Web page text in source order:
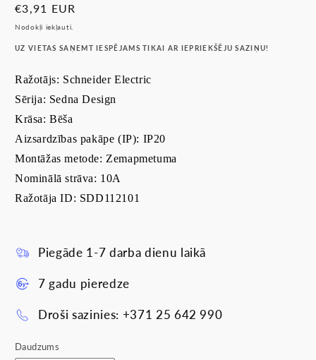
Parastā
cena
€3,91 EUR
Nodokļi iekļauti.
UZ VIETAS SAŅEMT IESPĒJAMS TIKAI AR IEPRIEKŠĒJU SAZIŅU!
Ražotājs: Schneider Electric
Sērija: Sedna Design
Krāsa: Bēša
Aizsardzības pakāpe (IP): IP20
Montāžas metode: Zemapmetuma
Nominālā strāva: 10A
Ražotāja ID: SDD112101
Piegāde 1-7 darba dienu laikā
7 gadu pieredze
Droši sazinies: +371 25 642 990
Daudzums